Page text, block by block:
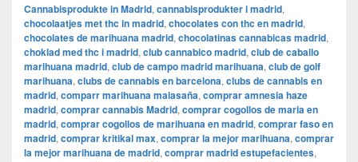
Cannabisprodukte in Madrid, cannabisprodukter i madrid,
chocolaatjes met thc in madrid, chocolates con thc en madrid,
chocolates de marihuana madrid, chocolatinas cannabicas madrid,
choklad med thc i madrid, club cannabico madrid, club de caballo
marihuana madrid, club de campo madrid marihuana, club de golf
marihuana, clubs de cannabis en barcelona, clubs de cannabis en
madrid, comparr marihuana malasaña, comprar amnesia haze
madrid, comprar cannabis Madrid, comprar cogollos de maria en
madrid, comprar cogollos de marihuana en madrid, comprar faso en
madrid, comprar kritikal max, comprar la mejor marihuana, comprar
la mejor marihuana de madrid, comprar madrid estupefacientes,